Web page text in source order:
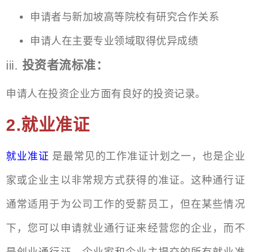
申请者与新加坡高等院校有研究合作关系
申请人在主要专业领域取得优异成绩
iii. 投资者流标准：
申请人在投资企业方面有良好的投资记录。
2.就业准证
就业准证 是最常见的工作准证计划之一，也是企业
家或企业主以非常规方式获得的准证。这种通行证
通常适用于为公司工作的受薪员工，但在某些情况
下，您可以申请就业通行证来经营您的企业，而不